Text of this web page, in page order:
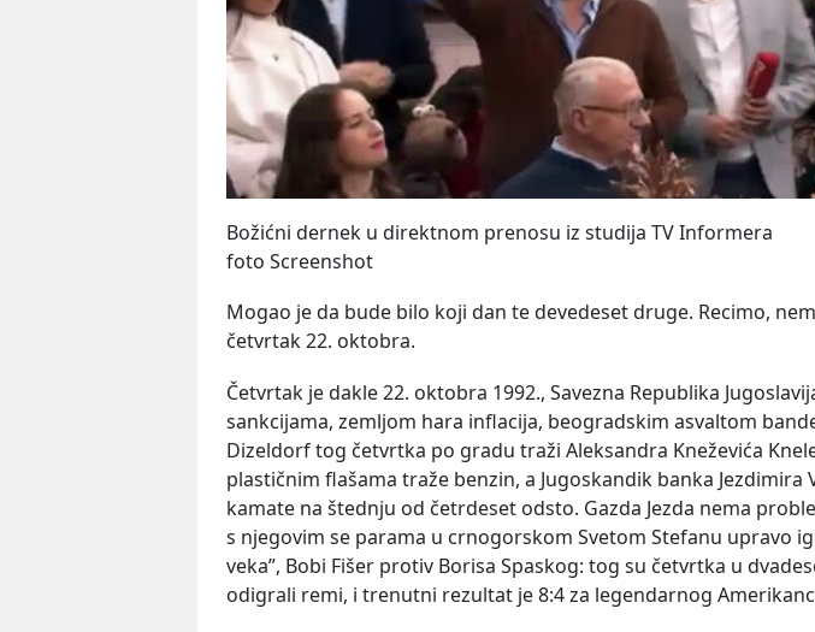
Božićni dernek u direktnom prenosu iz studija TV Informera
foto Screenshot
Mogao je da bude bilo koji dan te devedeset druge. Recimo,
četvrtak 22. oktobra.
Četvrtak je dakle 22. oktobra 1992., Savezna Republika
sankcijama, zemljom hara inflacija, beogradskim asvaltom
Dizeldorf tog četvrtka po gradu traži Aleksandra Kneževića
plastičnim flašama traže benzin, a Jugoskandik banka Jezdimira
kamate na štednju od četrdeset odsto. Gazda Jezda nema
s njegovim se parama u crnogorskom Svetom Stefanu upravo
veka”, Bobi Fišer protiv Borisa Spaskog: tog su četvrtka u
odigrali remi, i trenutni rezultat je 8:4 za legendarnog